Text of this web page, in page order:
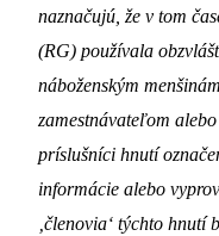
naznačujú, že v tom
(RG) používala
náboženským
zamestnávateľom
príslušníci hnutí
informácie alebo
‚členovia‘ týchto